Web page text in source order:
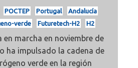
POCTEP Portugal
Andalucía
verde Futuretech-H2 H2
en marcha en noviembre de
ha impulsado la cadena de
verde en la región